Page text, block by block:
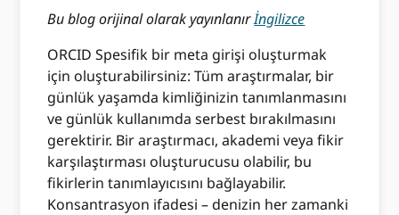
Bu blog orijinal olarak yayınlanırİngilizce
ORCID Spesifik bir meta girişi oluşturmak
için oluşturabilirsiniz: Tüm araştırmalar, bir
günlük yaşamda kimliğinizin tanımlanmasını
ve günlük kullanımda serbest bırakılmasını
gerektirir. Bir araştırmacı, akademi veya fikir
karşılaştırması oluşturucusu olabilir, bu
fikirlerin tanımlayıcısını bağlayabilir.
Konsantrasyon ifadesi – denizin her zamanki